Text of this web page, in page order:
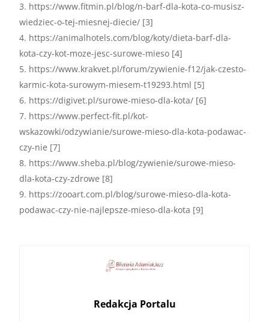
https://www.fitmin.pl/blog/n-barf-dla-kota-co-musisz-
wiedziec-o-tej-miesnej-diecie/ [3]
https://animalhotels.com/blog/koty/dieta-barf-dla-
kota-czy-kot-moze-jesc-surowe-mieso [4]
https://www.krakvet.pl/forum/zywienie-f12/jak-czesto-
karmic-kota-surowym-miesem-t19293.html [5]
https://digivet.pl/surowe-mieso-dla-kota/ [6]
https://www.perfect-fit.pl/kot-
wskazowki/odzywianie/surowe-mieso-dla-kota-podawac-
czy-nie [7]
https://www.sheba.pl/blog/zywienie/surowe-mieso-
dla-kota-czy-zdrowe [8]
https://zooart.com.pl/blog/surowe-mieso-dla-kota-
podawac-czy-nie-najlepsze-mieso-dla-kota [9]
Redakcja Portalu